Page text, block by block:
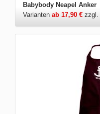
Babybody Neapel Anker
Varianten ab 17,90 € zzgl.